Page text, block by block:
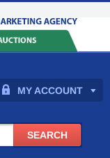
MY ACCOUNT